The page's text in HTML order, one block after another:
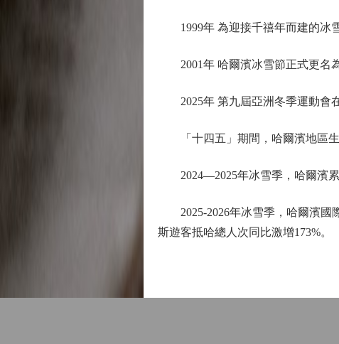
1999年 為迎接千禧年而建的冰雪
2001年 哈爾濱冰雪節正式更名為
2025年 第九屆亞洲冬季運動會在
「十四五」期間，哈爾濱地區生
2024—2025年冰雪季，哈爾濱累
2025-2026年冰雪季，哈爾濱國
斯遊客抵哈總人次同比激增173%。